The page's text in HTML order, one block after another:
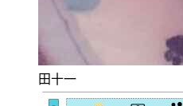
田十一